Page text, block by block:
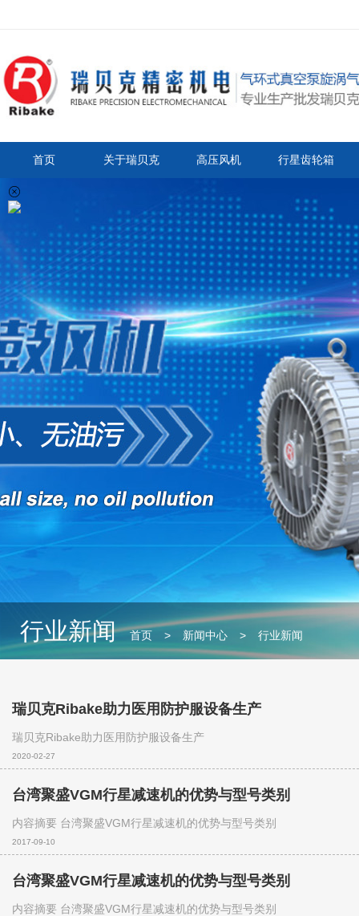
首页 关于瑞贝克 高压风机 行星齿轮箱
行业新闻 首页 > 新闻中心 > 行业新闻
瑞贝克Ribake助力医用防护服设备生产
瑞贝克Ribake助力医用防护服设备生产
2020-02-27
台湾聚盛VGM行星减速机的优势与型号类别
内容摘要 台湾聚盛VGM行星减速机的优势与型号类别
2017-09-10
台湾聚盛VGM行星减速机的优势与型号类别
内容摘要 台湾聚盛VGM行星减速机的优势与型号类别